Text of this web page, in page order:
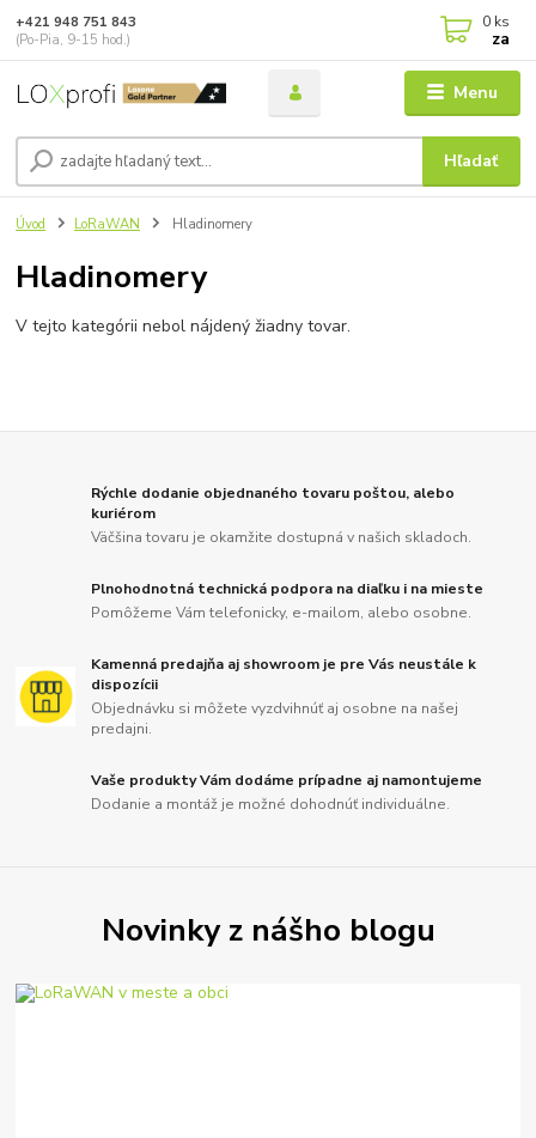
Menu
Hľadať
+421 948 751 843
(Po-Pia, 9-15 hod.)
0 ks
za
Úvod LoRaWAN Hladinomery
Hladinomery
V tejto kategórii nebol nájdený žiadny tovar.
Rýchle dodanie objednaného tovaru poštou, alebo
kuriérom
Väčšina tovaru je okamžite dostupná v našich skladoch.
Plnohodnotná technická podpora na diaľku i na mieste
Pomôžeme Vám telefonicky, e-mailom, alebo osobne.
Kamenná predajňa aj showroom je pre Vás neustále k
dispozícii
Objednávku si môžete vyzdvihnúť aj osobne na našej
predajni.
Vaše produkty Vám dodáme prípadne aj namontujeme
Dodanie a montáž je možné dohodnúť individuálne.
Novinky z nášho blogu